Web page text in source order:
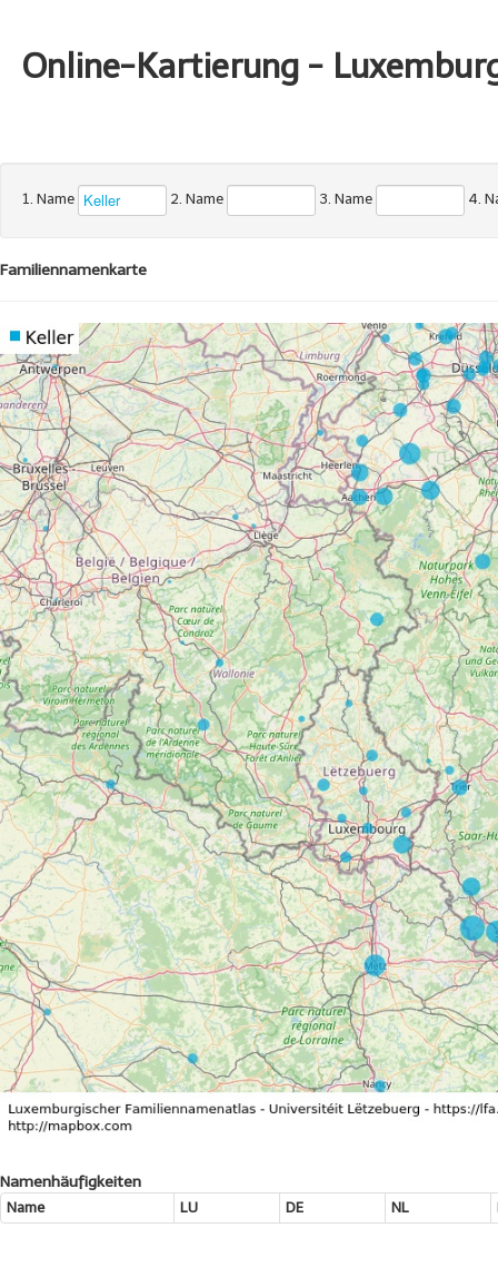
Online-Kartierung -
1. Name 2. Name 3. Name 4.
Familiennamenkarte
Namenhäufigkeiten
Name LU DE NL